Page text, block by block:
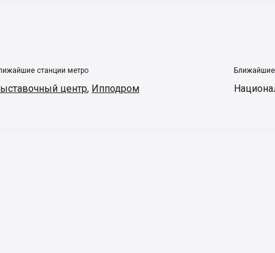
станции метро
центр, Ипподром
Ближайшие